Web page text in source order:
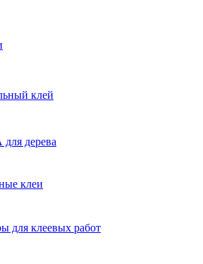
клей
дерева
клеи
для клеевых работ